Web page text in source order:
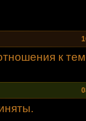
к